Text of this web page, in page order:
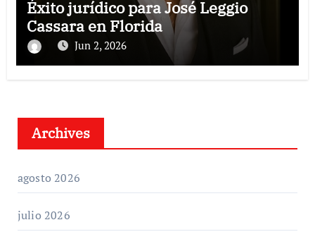
Éxito jurídico para José Leggio
Cassara en Florida
Jun 2, 2026
Archives
agosto 2026
julio 2026